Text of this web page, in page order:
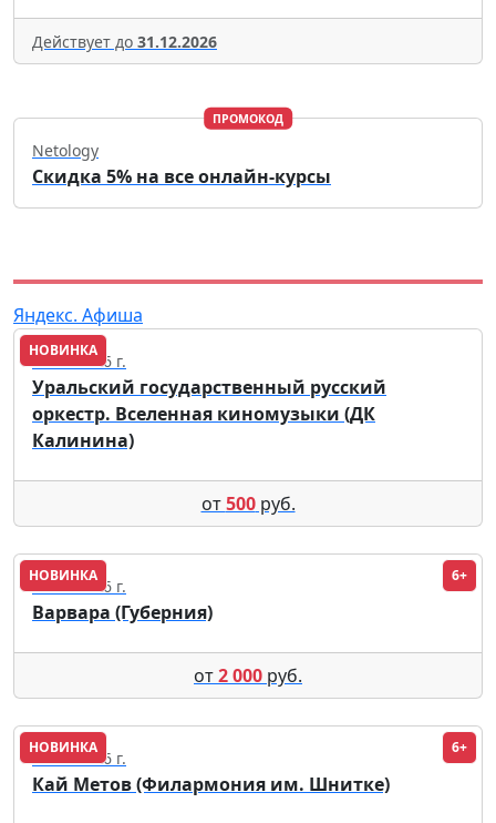
Действует до 31.12.2026
ПРОМОКОД
Netology
Скидка 5% на все онлайн-курсы
Яндекс. Афиша
НОВИНКА
03.10.2026 г.
Уральский государственный русский
оркестр. Вселенная киномузыки (ДК
Калинина)
от500руб.
НОВИНКА 6+
12.11.2026 г.
Варвара (Губерния)
от2 000 руб.
НОВИНКА 6+
12.10.2026 г.
Кай Метов (Филармония им. Шнитке)